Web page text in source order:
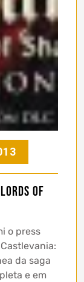
of
o press
da saga
e em